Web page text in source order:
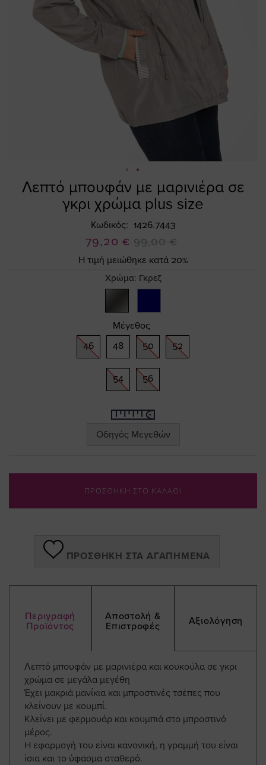
Λεπτό μπουφάν με μαρινιέρα σε
γκρι χρώμα plus size
Κωδικός 1426.7443
Ειδική
Τιμή
79,20 € 99,00 €
Η τιμή μειώθηκε κατά 20%
Χρώμα: Γκρεζ
Μέγεθος
46
48 50 52
54 56
Οδηγός Μεγεθών
ΠΡΟΣΘΗΚΗ ΣΤΟ ΚΑΛΑΘΙ
ΠΡΟΣΘΉΚΗ ΣΤΑ ΑΓΑΠΗΜΈΝΑ
Περιγραφή
Προϊόντος
Αποστολή &
Επιστροφές
Αξιολόγηση
Λεπτό μπουφάν με μαρινιέρα και κουκούλα σε γκρι
χρώμα σε μεγάλα μεγέθη
Έχει μακριά μανίκια και μπροστινές τσέπες που
κλείνουν με κουμπί.
Κλείνει με φερμουάρ και κουμπιά στο μπροστινό
μέρος.
Η εφαρμογή του είναι κανονική, η γραμμή του είναι
ίσια και το ύφασμα σταθερό.
Skip